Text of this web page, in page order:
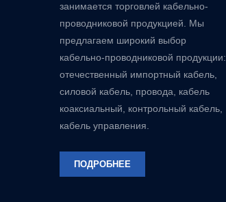
занимается торговлей кабельно-
проводниковой продукцией. Мы
предлагаем широкий выбор
кабельно-проводниковой продукции:
отечественный импортный кабель,
силовой кабель, провода, кабель
коаксиальный, контрольный кабель,
кабель управления.
ПОДРОБНЕЕ